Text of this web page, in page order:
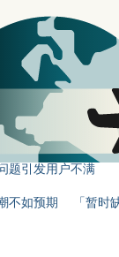
题引发用户不满
不如预期 「暂时